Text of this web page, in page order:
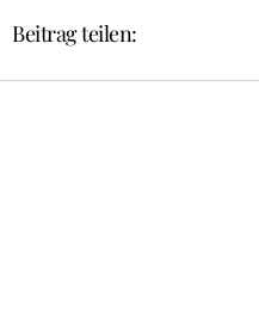
Beitrag teilen: